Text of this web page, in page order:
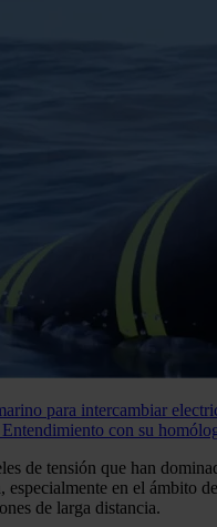
para intercambiar
con su
de tensión que han
en el
de larga distancia.